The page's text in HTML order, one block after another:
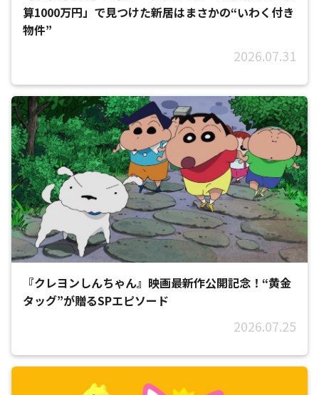
算1000万円」で見つけた新居はまさかの“いわく付き
物件”
2026.07.31
『クレヨンしんちゃん』映画最新作公開記念！“黄金
タッグ”が贈るSPエピソード
2026.07.25